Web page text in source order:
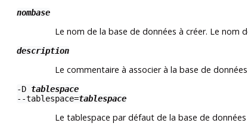
nombase
Le nom de la base de données à créer. Le
description
Le commentaire à associer à la base de
-D tablespace
--tablespace=tablespace
Le tablespace par défaut de la base de